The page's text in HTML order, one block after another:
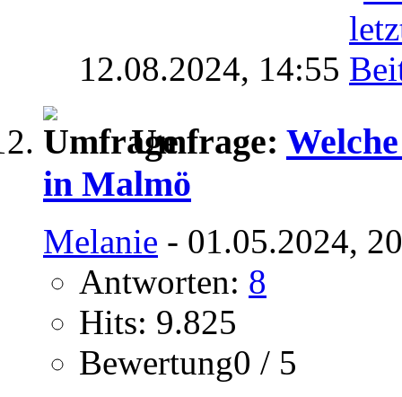
12.08.2024, 14:55
Umfrage:
in Malmö
Melanie - 01.05.2024,
Antworten: 8
Hits: 9.825
Bewertung0 / 5